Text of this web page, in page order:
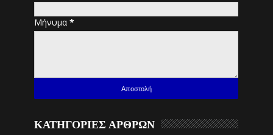
Μήνυμα*
ΚΑΤΗΓΟΡΙΕΣ ΑΡΘΡΩΝ